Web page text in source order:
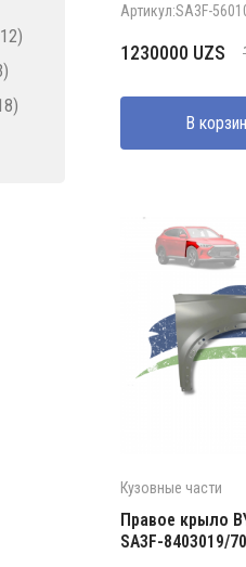
1212
13
18
Артикул:SA3F-
составляла
1850000 UZS.
1230000 UZS
Текущая
1230000 UZS.
В
Кузовные части
Правое крыло
SA3F-8403019/70